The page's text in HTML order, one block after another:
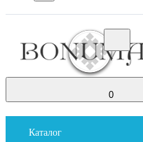
0
Каталог